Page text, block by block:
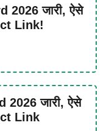
2026 जारी, ऐसे
Link!
2026 जारी, ऐसे
Link